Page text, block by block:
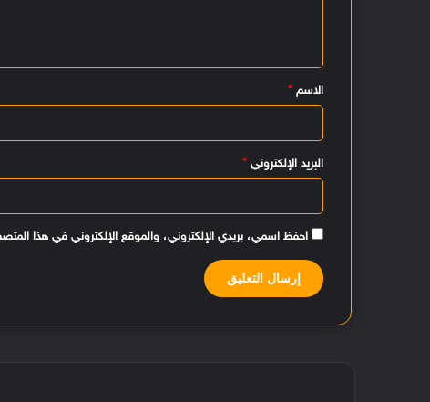
الاسم*
البريد الإلكتروني*
احفظ اسمي، بريدي الإلكتروني، والموقع الإلكتروني في هذا